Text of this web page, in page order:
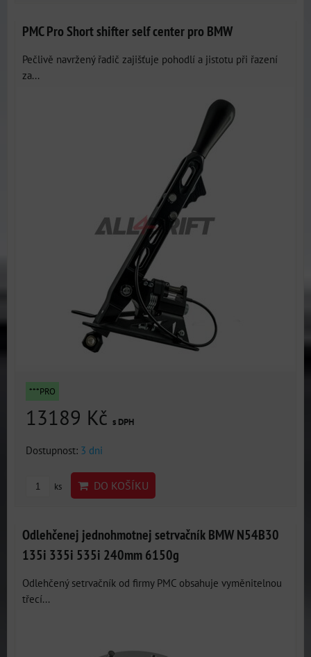
PMC Pro Short shifter self center pro BMW
Pečlivě navržený řadič zajišťuje pohodlí a jistotu při řazení
za...
***PRO
13189 Kč s DPH
Dostupnost: 3 dni
ks DO KOŠÍKU
Odlehčenej jednohmotnej setrvačník BMW N54B30
135i 335i 535i 240mm 6150g
Odlehčený setrvačník od firmy PMC obsahuje vyměnitelnou
třecí...